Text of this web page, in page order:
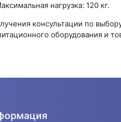
нагрузка: 120 кг.
консультации по
оборудования и